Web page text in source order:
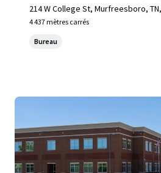
214 W College St, Murfreesboro,
4 437 mètres carrés
Bureau